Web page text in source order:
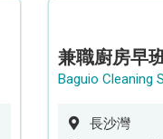
長沙灣